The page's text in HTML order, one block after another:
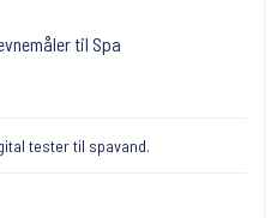
til Spa
tester til spavand.